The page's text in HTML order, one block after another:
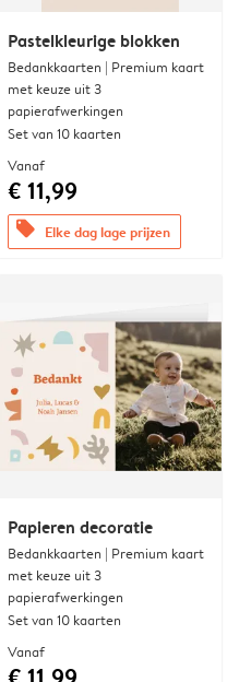
Pastelkleurige blokken
Bedankkaarten | Premium kaart
met keuze uit 3
papierafwerkingen
Set van 10 kaarten
Vanaf
€ 11,99
offers Elke dag lage prijzen
Papieren decoratie
Bedankkaarten | Premium kaart
met keuze uit 3
papierafwerkingen
Set van 10 kaarten
Vanaf